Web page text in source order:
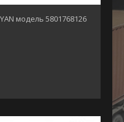
модель 5801768126